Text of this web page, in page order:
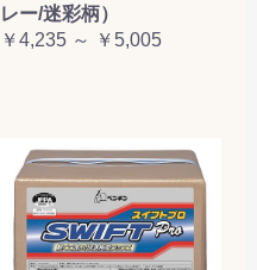
レー/迷彩柄）
￥4,235 ～ ￥5,005